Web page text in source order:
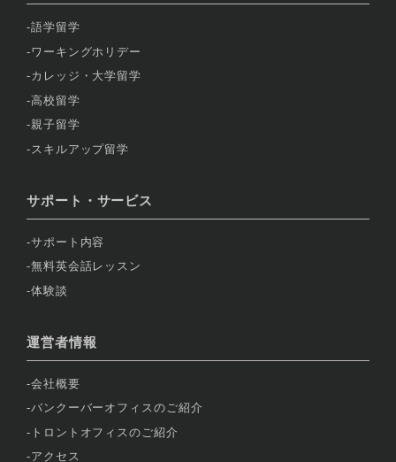
語学留学
ワーキングホリデー
カレッジ・大学留学
高校留学
親子留学
スキルアップ留学
サポート・サービス
サポート内容
無料英会話レッスン
体験談
運営者情報
会社概要
バンクーバーオフィスのご紹介
トロントオフィスのご紹介
アクセス